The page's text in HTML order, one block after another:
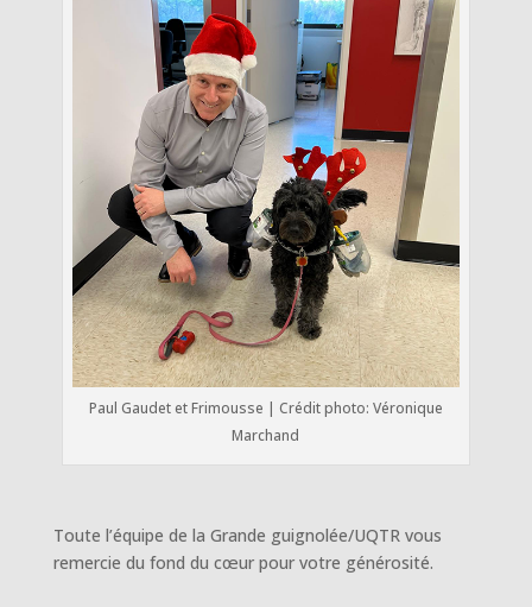
Paul Gaudet et Frimousse | Crédit photo: Véronique
Marchand
Toute l’équipe de la Grande guignolée/UQTR vous
remercie du fond du cœur pour votre générosité.